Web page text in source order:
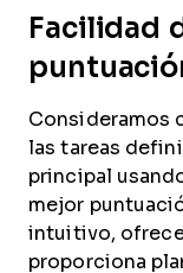
Facilidad
Consideramos
las tareas
principal
mejor
intuitivo,
proporciona